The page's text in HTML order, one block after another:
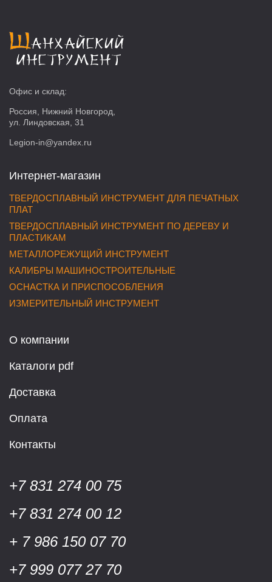
Офис и склад:
Россия, Нижний Новгород,
ул. Линдовская, 31
Legion-in@yandex.ru
Интернет-магазин
ТВЕРДОСПЛАВНЫЙ ИНСТРУМЕНТ ДЛЯ ПЕЧАТНЫХ
ПЛАТ
ТВЕРДОСПЛАВНЫЙ ИНСТРУМЕНТ ПО ДЕРЕВУ И
ПЛАСТИКАМ
МЕТАЛЛОРЕЖУЩИЙ ИНСТРУМЕНТ
КАЛИБРЫ МАШИНОСТРОИТЕЛЬНЫЕ
ОСНАСТКА И ПРИСПОСОБЛЕНИЯ
ИЗМЕРИТЕЛЬНЫЙ ИНСТРУМЕНТ
О компании
Каталоги pdf
Доставка
Оплата
Контакты
+7 831 274 00 75
+7 831 274 00 12
+ 7 986 150 07 70
+7 999 077 27 70